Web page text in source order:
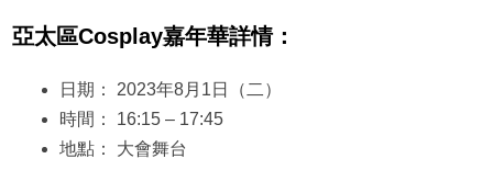
亞太區Cosplay嘉年華詳情：
日期： 2023年8月1日（二）
時間： 16:15 – 17:45
地點： 大會舞台